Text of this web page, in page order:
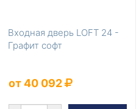
Входная дверь LOFT 24 -
Графит софт
от 40 092